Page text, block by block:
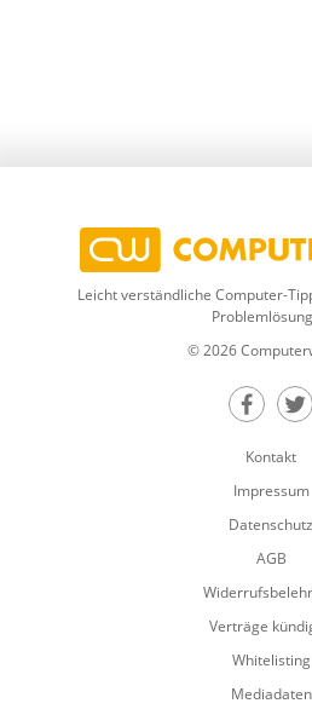
Leicht verständliche Computer-
© 2026
Teilen
Kontakt
Impressum
Datenschutz
AGB
Verträge
Whitelisting
Mediadaten